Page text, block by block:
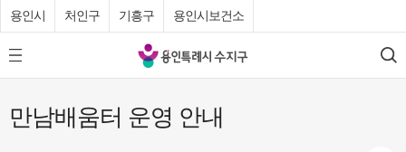
용인시 처인구 기흥구 용인시보건소
모
바
메
뉴
용
인
례
검
색
만남배움터 운영 안내